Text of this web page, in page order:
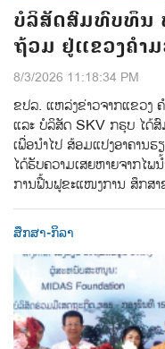
ບໍລິສັດສົມທົບທຶນ
ຖ້ວມ ຢູ່ແຂວງຄຳ
8/3/2026 11:18:34 PM
ຂປລ. ແຫລ່ງຂ່າວຈາກແຂວງ
ແລະ ບໍລິສັດ SKV ກຣຸບ ໄດ້
ເພື່ອນໍາໄປ ສ້ອມແປງອາຄານ
ໄດ້ຮັບຄວາມເສຍຫາຍຈາກໄ
ການຟື້ນຟູຂະແໜງການ ສຶກສາ
ສຶກສາ-ກິລາ